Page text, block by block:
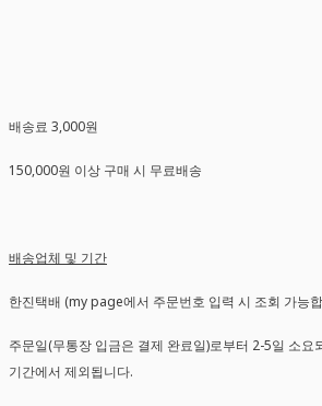
배송료 3,000원
150,000원 이상 구매 시 무료배송
배송업체 및 기간
한진택배 (my page에서 주문번호 입력 시 조회 가능
주문일(무통장 입금은 결제 완료일)로부터 2-5일 소요
기간에서 제외됩니다.